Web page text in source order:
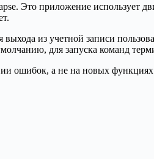
Это приложение использует
из учетной записи
для запуска команд
ошибок, а не на новых